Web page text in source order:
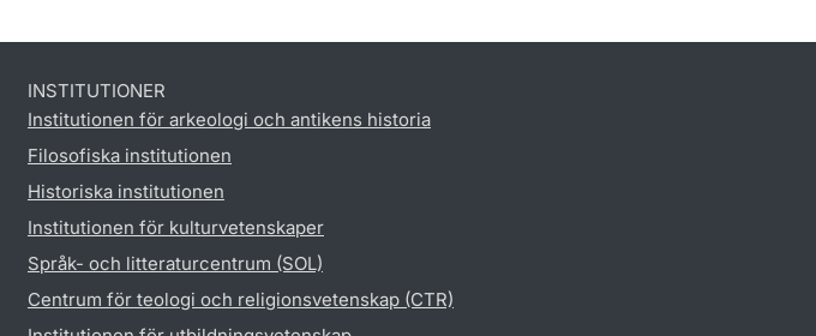
INSTITUTIONER
Institutionen för arkeologi och antikens historia
Filosofiska institutionen
Historiska institutionen
Institutionen för kulturvetenskaper
Språk- och litteraturcentrum (SOL)
Centrum för teologi och religionsvetenskap (CTR)